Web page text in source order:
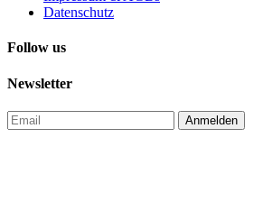
Datenschutz
Follow us
Newsletter
Anmelden